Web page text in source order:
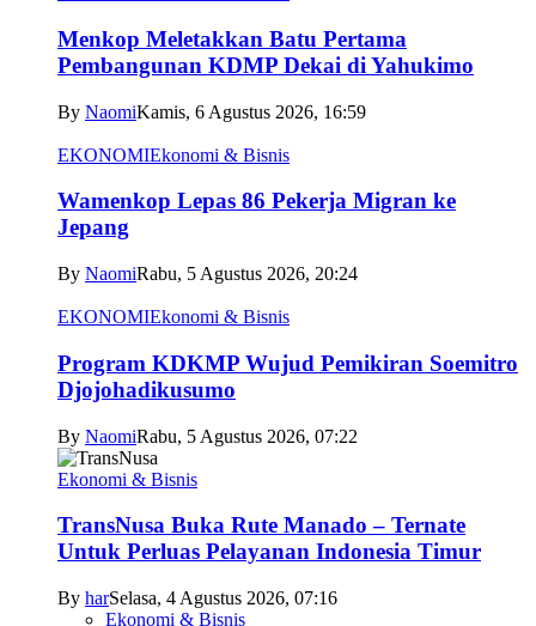
Menkop Meletakkan Batu Pertama
Pembangunan KDMP Dekai di Yahukimo
By NaomiKamis, 6 Agustus 2026, 16:59
EKONOMIEkonomi & Bisnis
Wamenkop Lepas 86 Pekerja Migran ke
Jepang
By NaomiRabu, 5 Agustus 2026, 20:24
EKONOMIEkonomi & Bisnis
Program KDKMP Wujud Pemikiran Soemitro
Djojohadikusumo
By NaomiRabu, 5 Agustus 2026, 07:22
Ekonomi & Bisnis
TransNusa Buka Rute Manado – Ternate
Untuk Perluas Pelayanan Indonesia Timur
By harSelasa, 4 Agustus 2026, 07:16
Ekonomi & Bisnis